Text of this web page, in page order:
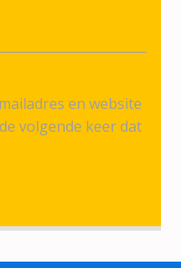
en website
volgende keer dat